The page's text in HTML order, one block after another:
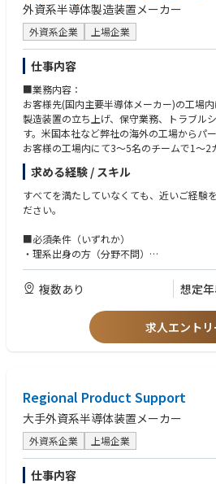
外資系半導体製造装置メーカー
外資系企業 上場企業
仕事内容
■業務内容：
お客様先(国内主要半導体メーカー)の工場
製造装置の立ち上げ、保守業務、トラブル
す。米国本社など弊社の海外の工場からパ
お客様の工場内にて3～5名のチームで1～2
セッティング(組立て)、基本性能の評価テス
ローを行います。更に保守業務では定期メ
ラブル対応を行い、不具合発生時には、あ
し、的確なソリューションを提供します。
※米国が本社のため、メールにて英語で連
すが、翻訳機などを使いながらでの業務が
■業務内容詳細
①カスタマーサポート、オンサイト業務：
・新規納入装置の立ち上げ：据え付け、組
エスカレーション対応：
・国内テクニカルグループへのエスカレー
・US含むサポート部隊と連携による解決策
②稼働装置改善に関するサポート：
プロジェクト参加、データ取得、アイディ
価、展開
求める経験 / スキル
すべてを満たしていなくても、近いご経験
ださい。
■必須条件（いずれか）
・理系出身の方（分野不問）
・文系出身の方で、以下いずれかの実務経
サービスエンジニア、保全、製造、組立、
ブルシューティング、品質管理、試験・評
務、簡易プログラミング経験、顧客対応を
■歓迎条件（活かせる経験・知識）
機械／装置／設備のメンテナンス・保全経験
保全、組立、機械加工のご経験
検査装置を扱ったご経験
▼ 半導体・製造プロセス系
半導体製造装置メーカー、または半導体デ
生産技術、歩留まり改善、トラブル対応の経
複数あり 想定
求人エントリ
Regional Product Support
大手外資系半導体装置メーカー
外資系企業 上場企業
仕事内容